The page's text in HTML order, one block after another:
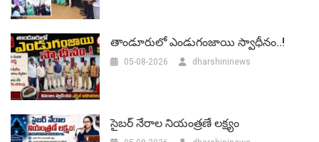
తాండూరులో ఎండుగంజాయి స్వాధీనం..!
05-08-2026 dharshininews
సైబర్ నేరాల నియంత్రణే లక్ష్యం